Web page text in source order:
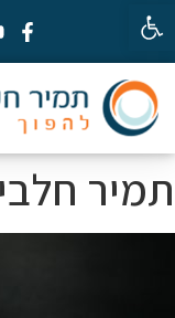
פתח סרגל נגישות
תמיר חלבי